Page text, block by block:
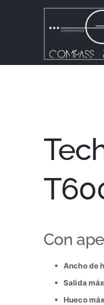
Con
Ancho de
Salida
Hueco